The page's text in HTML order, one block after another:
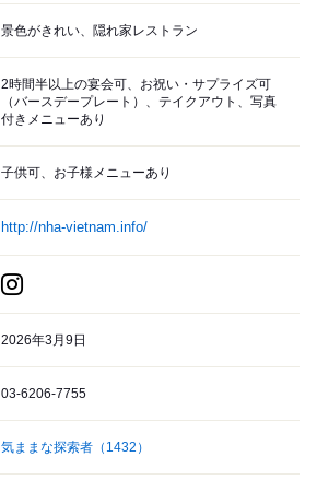
景色がきれい、隠れ家レストラン
2時間半以上の宴会可、お祝い・サプライズ可
（バースデープレート）、テイクアウト、写真
付きメニューあり
子供可、お子様メニューあり
http://nha-vietnam.info/
2026年3月9日
03-6206-7755
気ままな探索者 （1432）